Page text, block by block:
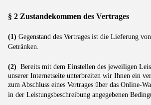
§ 2 Zustandekommen des Vertrages
(1) Gegenstand des Vertrages ist die Lieferung
Getränken.
(2) Bereits mit dem Einstellen des jeweiligen
unserer Internetseite unterbreiten wir Ihnen ein
zum Abschluss eines Vertrages über das Online-
in der Leistungsbeschreibung angegebenen